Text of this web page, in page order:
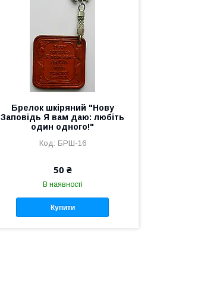
Брелок шкіряний "Нову
Заповідь Я вам даю: любіть
один одного!"
БРШ-16
50 ₴
В наявності
Купити